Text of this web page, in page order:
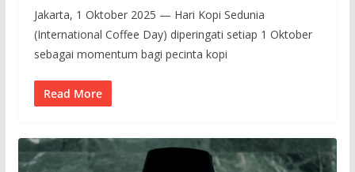
Jakarta, 1 Oktober 2025 — Hari Kopi Sedunia
(International Coffee Day) diperingati setiap 1 Oktober
sebagai momentum bagi pecinta kopi
Read More